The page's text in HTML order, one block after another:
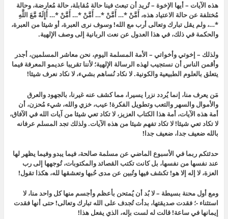
هذه الآيات – أيها الإخوة – تُريد أن تبعث فينا حالة مُقابلة، حالة مُعارضة، وحالة
مُختلفة عن حالة الاعتياد هذه، أَمَّنْ *… أَمَّنْ *… أَمَّنْ *… أَمَّنْ *… أَإِلَهٌ مَّعَ اللَّهِ
*…، ولم يقل تبارك وتعالى أرب مع الله! وسوف نرى العبرة، أو شيئا من العبرة،
والحكمة في ذلك، في هذا العدول عن نعت الربانية إلى وصف الإلهية.
ولذلك – إخوتي وأخواتي – الأمة المسلمة اليوم، نحن معاشر المسلمين، أجدر
وأقمن الناس أن نستجيب لهذه الرسالة الإلهية؛ لأننا تقريبا عديمو المعرفة فيما
يتعلق بالعلوم الطبيعية والكونية. لا نكاد نُساهم بشيء، لا نكاد نعرف شيئا!
مَن يعرف منا، إنما يُردد نزرا يسيرا، مما كشف عنه غيرنا، بالجهود والعرق
والأموال والسهر والتعب وتطويل الفكرة! عيب، خزي والله، شيء مُحزن، أن
أمة هذه الآيات، أمة هذا الكتاب العزيز، لا تكاد تعي شيئا من آيات الله في الآفاق،
لا تكاد تعي شيئا! لا تكاد تفهم شيئا من هذه الآيات. ولذلك تجد المسلم عرفانه
بالله ضعيف جدا، ضعيف جدا!
حدثتكم ربما في الأسبوع الماضي عن مسلمة صالحة، فيما يبدو وفيما يظهر لها
عند نفسها من نفسها، بل كانت تكتب القصائد والمكتوبات، تُوجهها إلى رب
العزة، لا إله إلا هو! تكشف فيها وتُبين عن مدى حُبها وتعشقها لله، هكذا تقول!
ومع أول محنة بسيطة – لا بُد أن يُمتحن بأعظم وأجسم منها كل واحد منا، لا
استثناء -؛ فقدت صديقتها، بدأت تُجدف على الله تبارك وتعالى! حتى أنها فقدت
إيمانها في ساعة! قالت له لست بإله، الذي يفعل هذا!